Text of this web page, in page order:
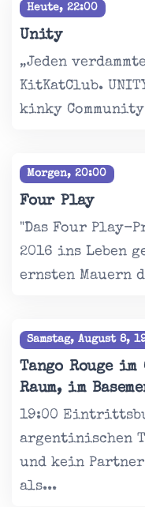
Heute, 22:00
Unity
„Jeden
KitKatClub.
kinky
Morgen, 20:00
Four Play
"Das Four Play-
2016 ins Leben
ernsten Mauern
Samstag, August 8,
Tango Rouge
Raum, im
19:00
argentinischen
und kein
als...